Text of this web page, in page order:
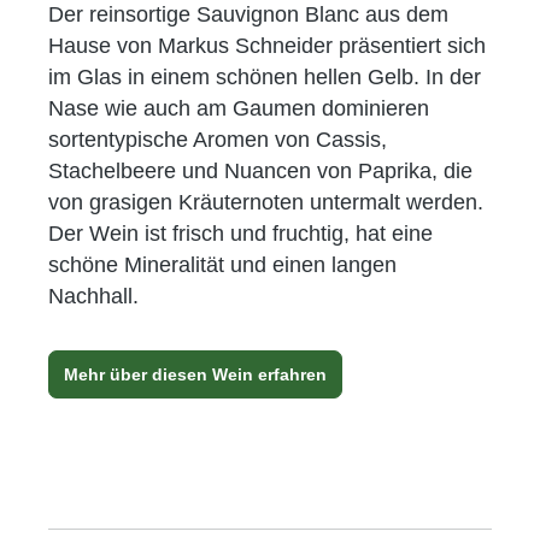
Der reinsortige Sauvignon Blanc aus dem
Hause von Markus Schneider präsentiert sich
im Glas in einem schönen hellen Gelb. In der
Nase wie auch am Gaumen dominieren
sortentypische Aromen von Cassis,
Stachelbeere und Nuancen von Paprika, die
von grasigen Kräuternoten untermalt werden.
Der Wein ist frisch und fruchtig, hat eine
schöne Mineralität und einen langen
Nachhall.
Mehr über diesen Wein erfahren